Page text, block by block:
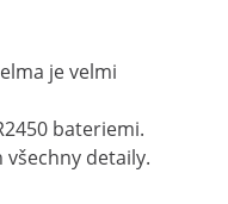
je velmi
bateriemi.
detaily.